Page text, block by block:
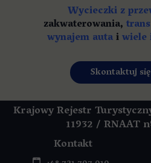
Skontaktuj
Wycieczki z
zakwaterowania,
wynajem autai
Krajowy Rejestr
11932 / RNAAT
Kontakt